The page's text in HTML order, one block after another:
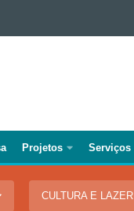
Projetos Serviços
CULTURA E LAZER